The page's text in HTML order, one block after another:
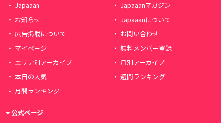
Japaaan
Japaaanマガジン
お知らせ
Japaaanについて
広告掲載について
お問い合わせ
マイページ
無料メンバー登録
エリア別アーカイブ
月別アーカイブ
本日の人気
週間ランキング
月間ランキング
公式ページ